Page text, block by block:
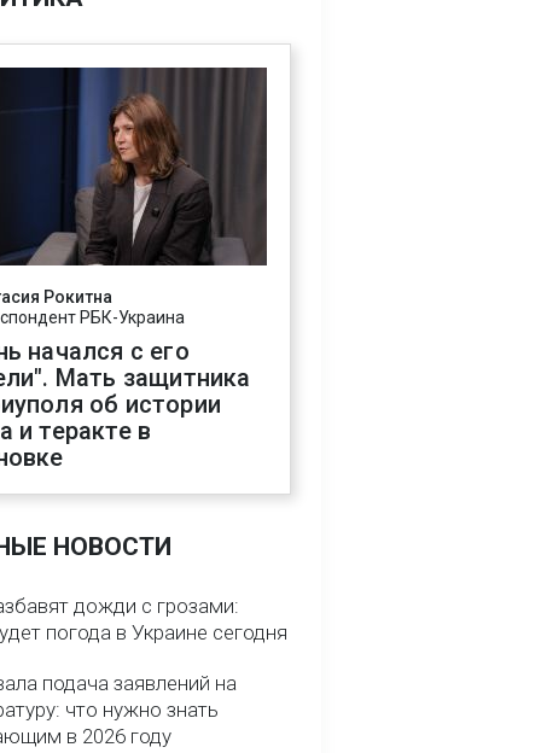
Рокитна
РБК-Украина
начался с его
Мать защитника
об истории
и теракте в
НОВОСТИ
дожди с грозами:
погода в Украине сегодня
подача заявлений на
что нужно знать
в 2026 году